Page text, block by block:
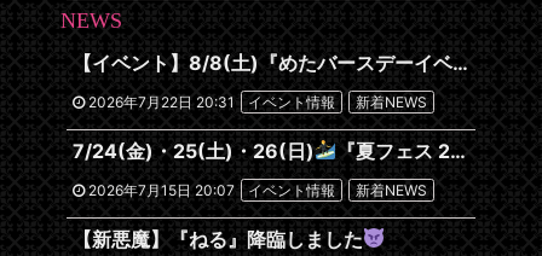
NEWS
【イベント】8/8(土)『めたバースデーイベント』開催です
2026年7月22日 20:31 イベント情報 新着NEWS
7/24(金)・25(土)・26(日) 『夏フェス 2026~沖縄編~』
2026年7月15日 20:07 イベント情報 新着NEWS
【新悪魔】『ねる』降臨しました